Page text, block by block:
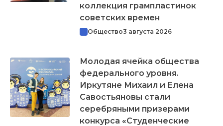
коллекция грампластинок
советских времен
Общество3 августа 2026
Молодая ячейка общества
федерального уровня.
Иркутяне Михаил и Елена
Савостьяновы стали
серебряными призерами
конкурса «Студенческие